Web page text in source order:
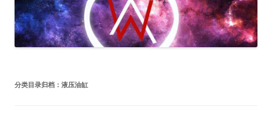
分类目录归档： 液压油缸